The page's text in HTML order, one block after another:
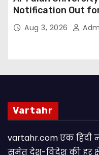
Notification Out
Supporting Staff
Aug 3, 2026
Vartahr
vartahr.com एक हिंदी
समेत देश-विदेश की हर